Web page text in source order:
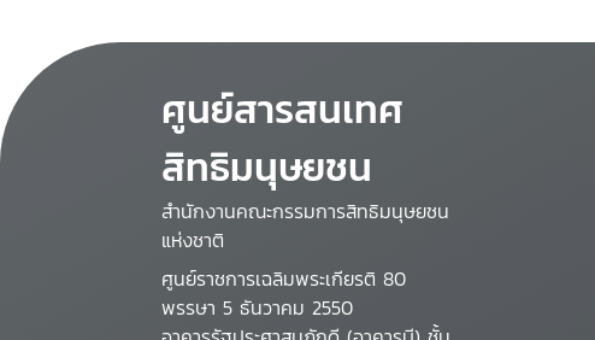
ศูนย์สารสนเทศ
สิทธิมนุษยชน
สำนักงานคณะกรรมการสิทธิมนุษยชน
แห่งชาติ
ศูนย์ราชการเฉลิมพระเกียรติ 80
พรรษา 5 ธันวาคม 2550